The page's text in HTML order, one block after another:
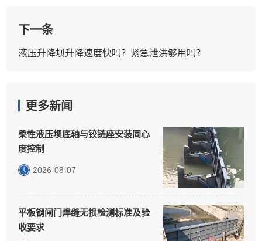
下一条
液压升降坝升降速度快吗？紧急泄洪够用吗？
更多新闻
柔性液压坝底轴与铰链座安装同心
度控制
2026-08-07
平板钢闸门焊缝无损检测标准及验
收要求